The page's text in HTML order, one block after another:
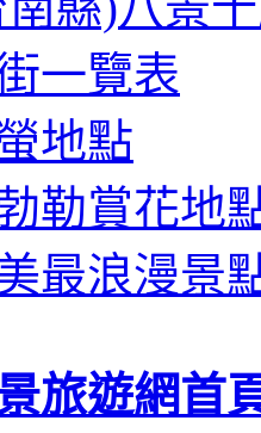
一覽表
地點
勒賞花地
最浪漫景
旅遊網首